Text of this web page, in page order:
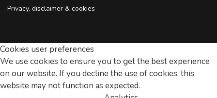
Privacy, disclaimer & cookies
Cookies user preferences
We use cookies to ensure you to get the best experience
on our website. If you decline the use of cookies, this
website may not function as expected.